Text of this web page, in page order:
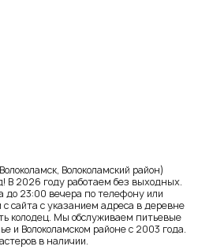
Волоколамский район)
В 2026 году работаем без выходных.
23:00 вечера по телефону или
сайта с указанием адреса в деревне
колодец. Мы обслуживаем питьевые
и Волоколамском районе с 2003 года.
в наличии.